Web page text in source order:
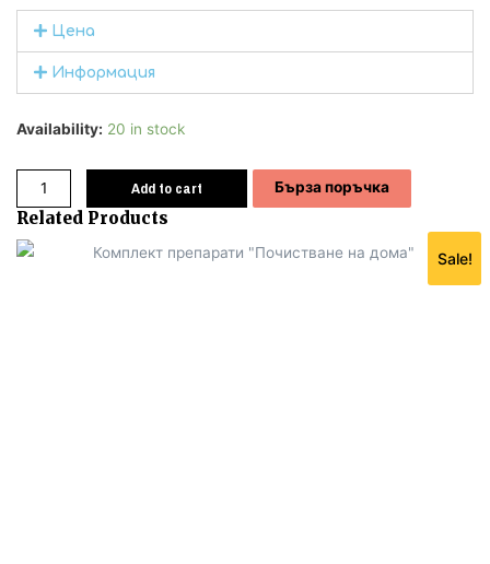
Цена
Информация
Availability: 20 in stock
Add to cart Бърза поръчка
Related Products
Sale!